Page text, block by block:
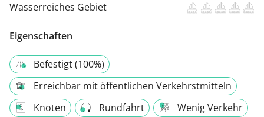
Wasserreiches Gebiet
Eigenschaften
Befestigt (100%)
Erreichbar mit öffentlichen Verkehrstmitteln
Knoten
Rundfahrt Wenig Verkehr